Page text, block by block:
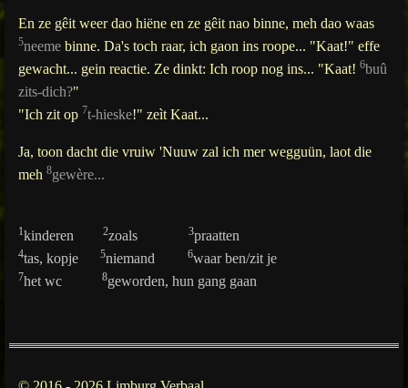
En ze gêit weer dao hiëne en ze gêit nao binne, meh dao waas
5neeme binne. Da's toch raar, ich gaon ins roope... "Kaat!" effe
gewacht... gein reactie. Ze dinkt: Ich roop nog ins... "Kaat! 6buû
zits-dich?"
"Ich zit op 7t-hieske!" zeìt Kaat...
Ja, toon dacht die vruiw 'Nuuw zal ich mer wegguün, laot die
meh 8gewère...
1kinderen 2zoals 3praatten
4tas, kopje 5niemand 6waar ben/zit je
7het wc 8geworden, hun gang gaan